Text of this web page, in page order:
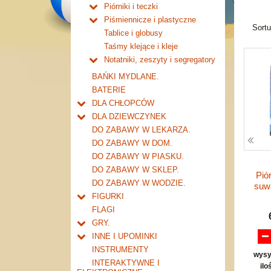
Piórniki i teczki
Piórniki bez wyposażenia.
Tuby i saszetki.
Teczki.
Pozostałe.
Piśmiennicze i plastyczne
Nożyczki.
Markery i zakreślacze.
Kredki ołówkowe i świecowe.
Ołówki, gumki i temperówki
Tablice i globusy
Taśmy klejące i kleje
Notatniki, zeszyty i segregatory
Zeszyty 60 kartkowe
BAŃKI MYDLANE.
BATERIE
DLA CHŁOPCÓW
Do kieszeni ....
Garaże i warsztaty
Tory samochodowe i kolejki
Transformery i roboty
Zabawki militarne
Inne dla chłopców
DLA DZIEWCZYNEK
Ulubieni przyjaciele
Akcesoria młodej damy
Inne
DO ZABAWY W LEKARZA.
DO ZABAWY W DOM.
DO ZABAWY W PIASKU.
DO ZABAWY W SKLEP.
DO ZABAWY W WODZIE.
FIGURKI
Dla najmłodszych
Zwierzęta
prehistoryczne
Postacie mitologiczne i Elfy
Bohaterowie baśniowej krainy
Wojownicy historyczni
FLAGI
GRY.
Karty i gry karciane
Edukacyjne i dydaktyczne
Pamieciowe
INNE I UPOMINKI
Upominki
Upominki->MAGNESY
INSTRUMENTY
INTERAKTYWNE I